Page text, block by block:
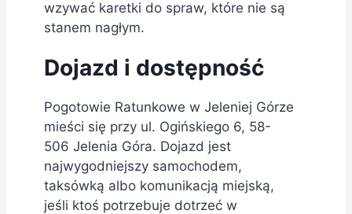
wzywać karetki do spraw, które nie są
stanem nagłym.
Dojazd i dostępność
Pogotowie Ratunkowe w Jeleniej Górze
mieści się przy ul. Ogińskiego 6, 58-
506 Jelenia Góra. Dojazd jest
najwygodniejszy samochodem,
taksówką albo komunikacją miejską,
jeśli ktoś potrzebuje dotrzeć w